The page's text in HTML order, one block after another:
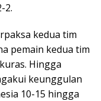
2.
kedua tim
pemain kedua tim
Hingga
keunggulan
10-15 hingga